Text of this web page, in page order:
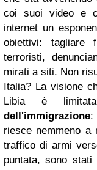
coi suoi video e
internet un
obiettivi: tagliare
terroristi,
mirati a siti. Non
Italia? La visione
Libia è
dell'immigrazione:
riesce nemmeno a
traffico di armi
puntata, sono